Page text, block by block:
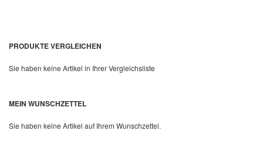
Quickview
PRODUKTE VERGLEICHEN
Sie haben keine Artikel in Ihrer Vergleichsliste
MEIN WUNSCHZETTEL
Sie haben keine Artikel auf Ihrem Wunschzettel.